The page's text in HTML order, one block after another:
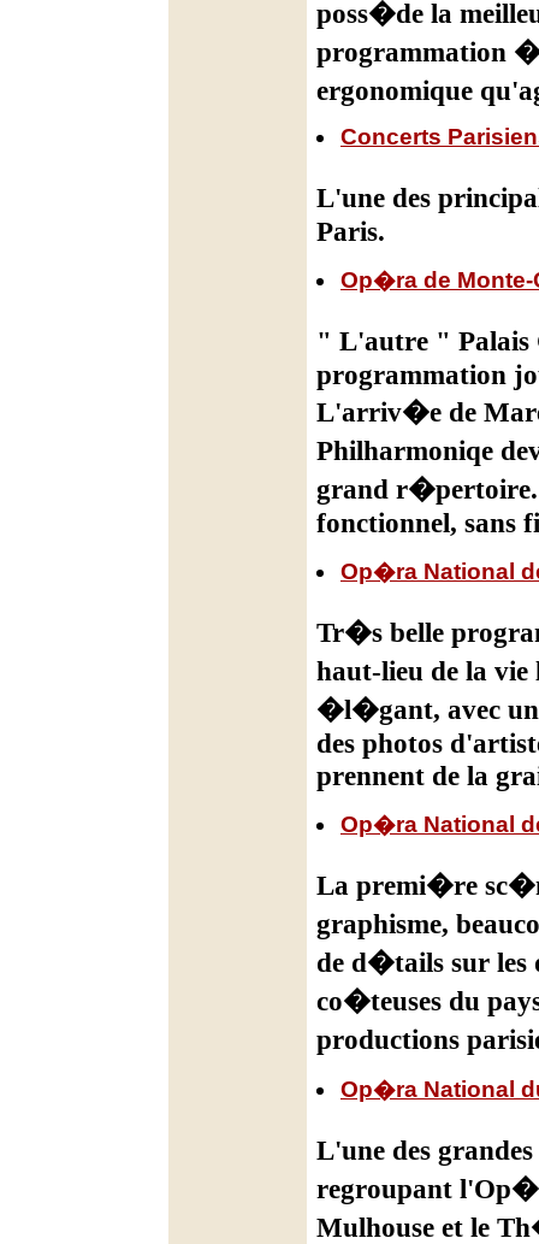
poss�de la
programmation �
ergonomique
Concerts
L'une des
Paris.
Op�ra de Monte-
" L'autre "
programmation
L'arriv�e de
Philharmoniqe
grand
fonctionnel, sans
Op�ra National
Tr�s belle
haut-lieu de la
�l�gant, avec un
des photos
prennent de la
Op�ra National
La premi�re
graphisme,
de d�tails sur les
co�teuses du
productions
Op�ra National
L'une des
regroupant
Mulhouse et le